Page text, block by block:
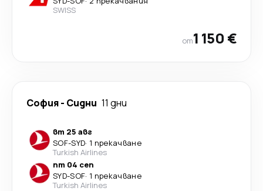
SWISS
от1 150 €
София- Сидни 11 дни
вт 25 авг
SOF-SYD· 1 прекачване
Turkish Airlines
пт 04 сеп
SYD-SOF· 1 прекачване
Turkish Airlines